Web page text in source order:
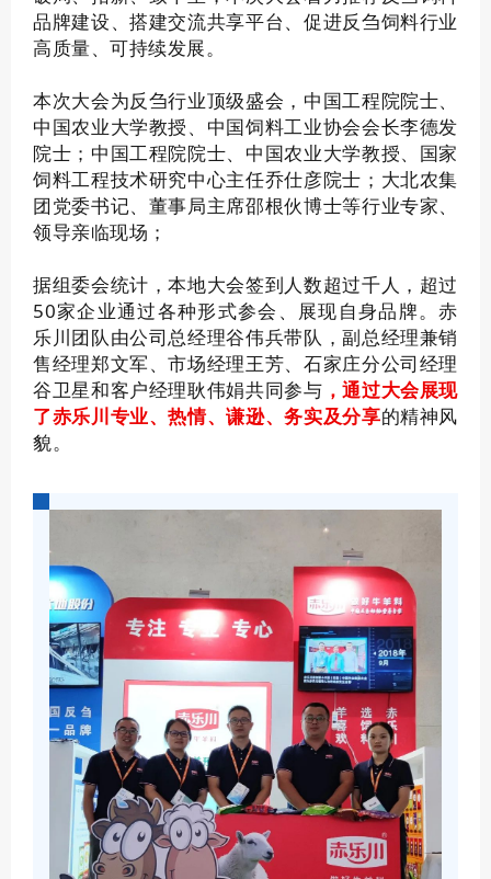
品牌建设、搭建交流共享平台、促进反刍饲料行业
高质量、可持续发展。
本次大会为反刍行业顶级盛会，中国工程院院士、
中国农业大学教授、中国饲料工业协会会长李德发
院士；中国工程院院士、中国农业大学教授、国家
饲料工程技术研究中心主任乔仕彦院士；大北农集
团党委书记、董事局主席邵根伙博士等行业专家、
领导亲临现场；
据组委会统计，本地大会签到人数超过千人，超过
50家企业通过各种形式参会、展现自身品牌。赤
乐川团队由公司总经理谷伟兵带队，副总经理兼销
售经理郑文军、市场经理王芳、石家庄分公司经理
谷卫星和客户经理耿伟娟共同参与 ，通过大会展现
了赤乐川专业、热情、谦逊、务实及分享的精神风
貌。